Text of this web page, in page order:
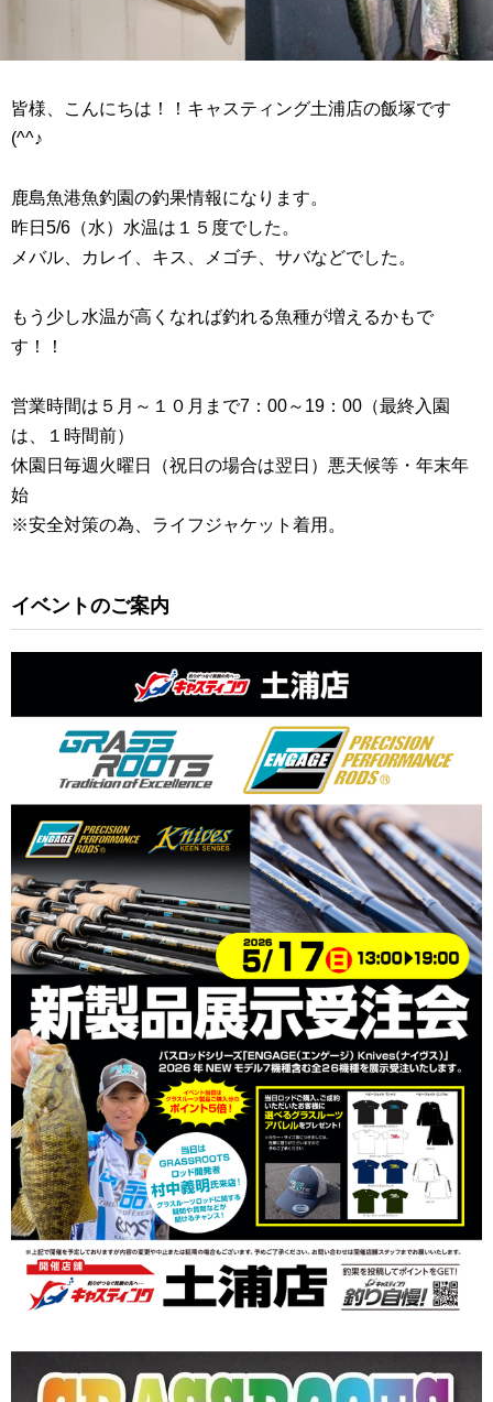
皆様、こんにちは！！キャスティング土浦店の飯塚です
(^^♪
鹿島魚港魚釣園の釣果情報になります。
昨日5/6（水）水温は１５度でした。
メバル、カレイ、キス、メゴチ、サバなどでした。
もう少し水温が高くなれば釣れる魚種が増えるかもで
す！！
営業時間は５月～１０月まで7：00～19：00（最終入園
は、１時間前）
休園日毎週火曜日（祝日の場合は翌日）悪天候等・年末年
始
※安全対策の為、ライフジャケット着用。
イベントのご案内